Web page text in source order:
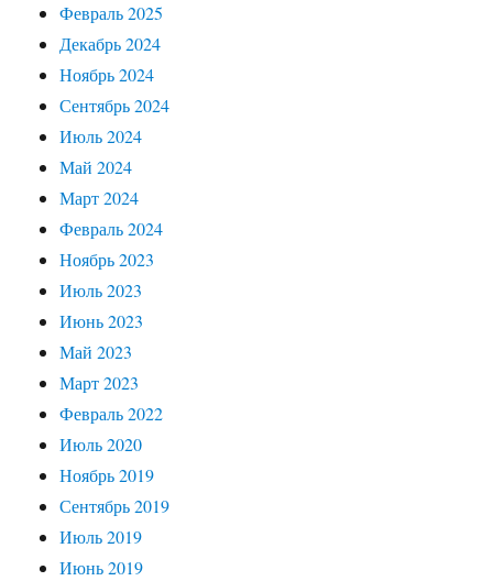
Февраль 2025
Декабрь 2024
Ноябрь 2024
Сентябрь 2024
Июль 2024
Май 2024
Март 2024
Февраль 2024
Ноябрь 2023
Июль 2023
Июнь 2023
Май 2023
Март 2023
Февраль 2022
Июль 2020
Ноябрь 2019
Сентябрь 2019
Июль 2019
Июнь 2019